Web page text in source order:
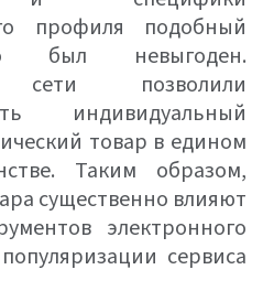
профиля подобный
был невыгоден.
сети позволили
индивидуальный
товар в едином
Таким образом,
существенно влияют
электронного
сервиса